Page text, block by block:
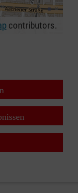
contributors.